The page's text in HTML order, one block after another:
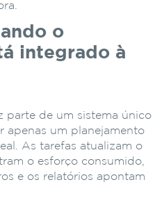
o
integrado à
parte de um sistema único
apenas um planejamento
As tarefas atualizam o
o esforço consumido,
e os relatórios apontam